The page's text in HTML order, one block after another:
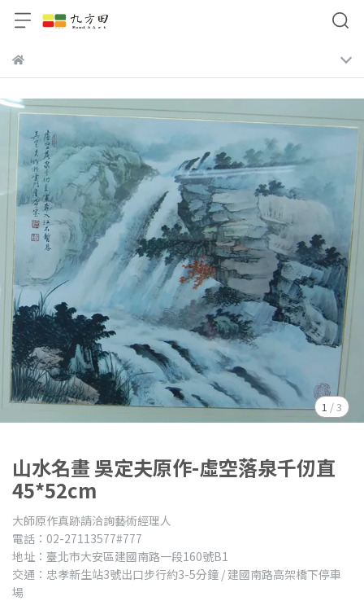
1 /3
山水名畫 吳定夫原作-虛空落泉千仞直
45*52cm
大師原作真跡請洽詢藝術經理人
電話：02-27113577#777
地址：臺北市大安區建國南路一段160號B1
交通：忠孝新生站3號出口步行約3-5分鐘 / 建國南路高架橋下停車
場